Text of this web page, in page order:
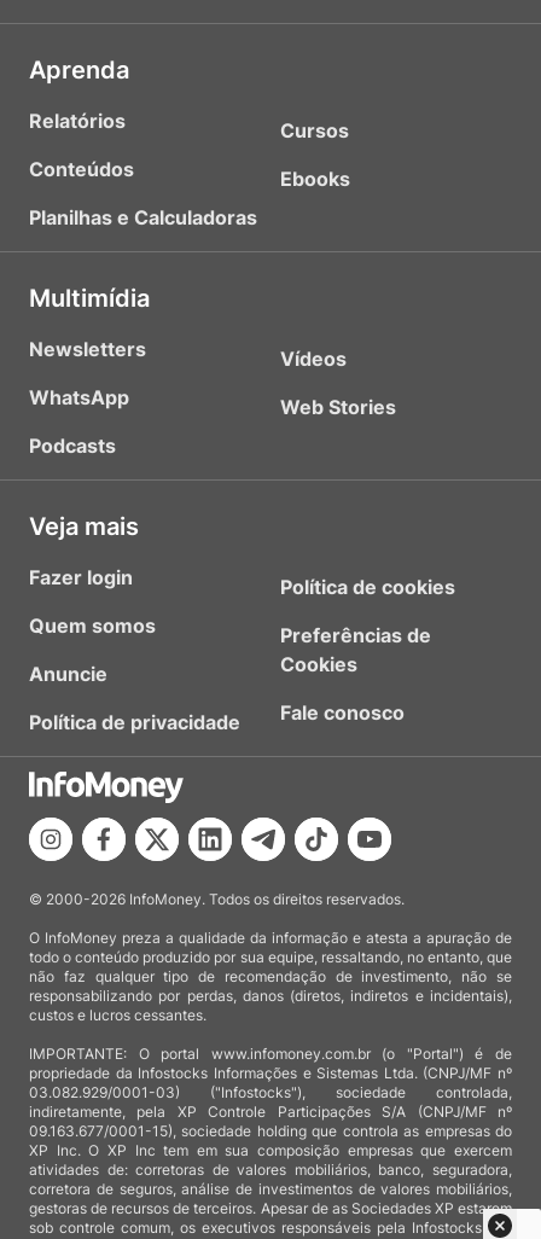
Aprenda
Relatórios
Conteúdos
Planilhas e Calculadoras
Cursos
Ebooks
Multimídia
Newsletters
WhatsApp
Podcasts
Vídeos
Web Stories
Veja mais
Fazer login
Quem somos
Anuncie
Política de privacidade
Política de cookies
Preferências de
Cookies
Fale conosco
© 2000-2026 InfoMoney. Todos os direitos reservados.
O InfoMoney preza a qualidade da informação e atesta a apuração de
todo o conteúdo produzido por sua equipe, ressaltando, no entanto, que
não faz qualquer tipo de recomendação de investimento, não se
responsabilizando por perdas, danos (diretos, indiretos e incidentais),
custos e lucros cessantes.
IMPORTANTE: O portal www.infomoney.com.br (o "Portal") é de
propriedade da Infostocks Informações e Sistemas Ltda. (CNPJ/MF nº
03.082.929/0001-03) ("Infostocks"), sociedade controlada,
indiretamente, pela XP Controle Participações S/A (CNPJ/MF nº
09.163.677/0001-15), sociedade holding que controla as empresas do
XP Inc. O XP Inc tem em sua composição empresas que exercem
atividades de: corretoras de valores mobiliários, banco, seguradora,
corretora de seguros, análise de investimentos de valores mobiliários,
gestoras de recursos de terceiros. Apesar de as Sociedades XP estarem
sob controle comum, os executivos responsáveis pela Infostocks são